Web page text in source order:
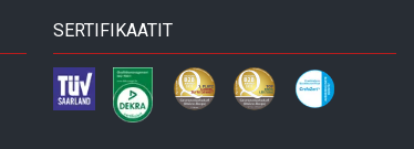
SERTIFIKAATIT